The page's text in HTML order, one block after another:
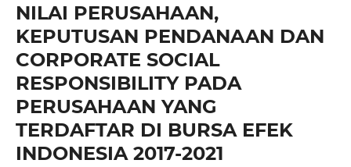
NILAI PERUSAHAAN,
KEPUTUSAN PENDANAAN DAN
CORPORATE SOCIAL
RESPONSIBILITY PADA
PERUSAHAAN YANG
TERDAFTAR DI BURSA EFEK
INDONESIA 2017-2021